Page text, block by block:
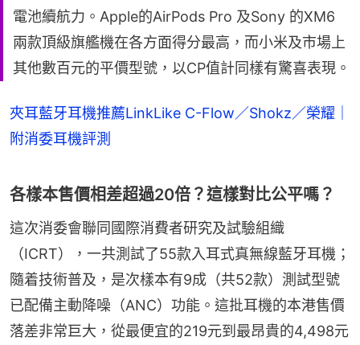
電池續航力。Apple的AirPods Pro 及Sony 的XM6
兩款頂級旗艦機在各方面得分最高，而小米及市場上
其他數百元的平價型號，以CP值計同樣有驚喜表現。
夾耳藍牙耳機推薦LinkLike C-Flow／Shokz／榮耀｜
附消委耳機評測
各樣本售價相差超過20倍？這樣對比公平嗎？
這次消委會聯同國際消費者研究及試驗組織
（ICRT），一共測試了55款入耳式真無線藍牙耳機；
隨着技術普及，是次樣本有9成（共52款）測試型號
已配備主動降噪（ANC）功能。這批耳機的本港售價
落差非常巨大，從最便宜的219元到最昂貴的4,498元